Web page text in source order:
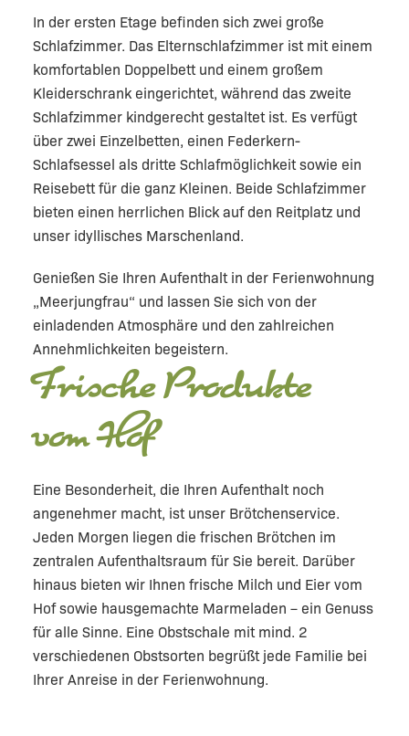
In der ersten Etage befinden sich zwei große
Schlafzimmer. Das Elternschlafzimmer ist mit einem
komfortablen Doppelbett und einem großem
Kleiderschrank eingerichtet, während das zweite
Schlafzimmer kindgerecht gestaltet ist. Es verfügt
über zwei Einzelbetten, einen Federkern-
Schlafsessel als dritte Schlafmöglichkeit sowie ein
Reisebett für die ganz Kleinen. Beide Schlafzimmer
bieten einen herrlichen Blick auf den Reitplatz und
unser idyllisches Marschenland.
Genießen Sie Ihren Aufenthalt in der Ferienwohnung
„Meerjungfrau“ und lassen Sie sich von der
einladenden Atmosphäre und den zahlreichen
Annehmlichkeiten begeistern.
Frische Produkte
vom Hof
Eine Besonderheit, die Ihren Aufenthalt noch
angenehmer macht, ist unser Brötchenservice.
Jeden Morgen liegen die frischen Brötchen im
zentralen Aufenthaltsraum für Sie bereit. Darüber
hinaus bieten wir Ihnen frische Milch und Eier vom
Hof sowie hausgemachte Marmeladen – ein Genuss
für alle Sinne. Eine Obstschale mit mind. 2
verschiedenen Obstsorten begrüßt jede Familie bei
Ihrer Anreise in der Ferienwohnung.